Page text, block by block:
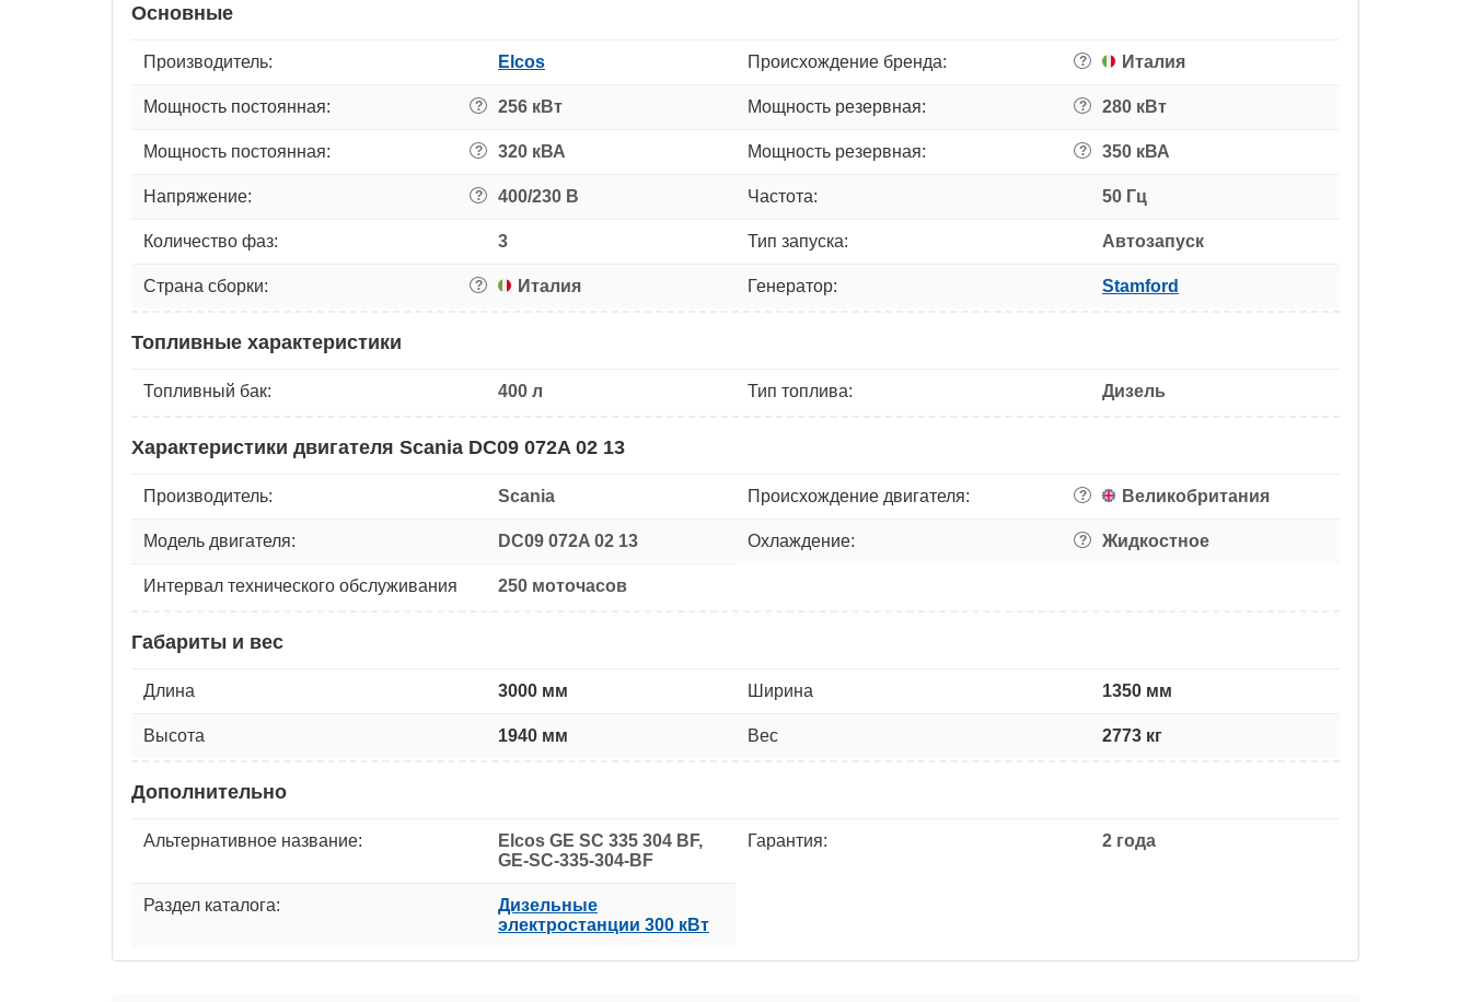
Основные
Производитель: Elcos Происхождение бренда: ? Италия
Мощность постоянная: ? 256 кВт Мощность резервная: ? 280 кВт
Мощность постоянная: ? 320 кВА Мощность резервная: ? 350 кВА
Напряжение: ? 400/230 В Частота: 50 Гц
Количество фаз: 3 Тип запуска: Автозапуск
Страна сборки: ? Италия Генератор: Stamford
Топливные характеристики
Топливный бак: 400 л Тип топлива: Дизель
Характеристики двигателя Scania DC09 072A 02 13
Производитель: Scania Происхождение двигателя: ? Великобритания
Модель двигателя: DC09 072A 02 13 Охлаждение: ? Жидкостное
Интервал технического обслуживания 250 моточасов
Габариты и вес
Длина 3000 мм Ширина 1350 мм
Высота 1940 мм Вес 2773 кг
Дополнительно
Альтернативное название:
Elcos GE SC 335 304 BF,
GE-SC-335-304-BF
Гарантия: 2 года
Раздел каталога:
Дизельные
электростанции 300 кВт